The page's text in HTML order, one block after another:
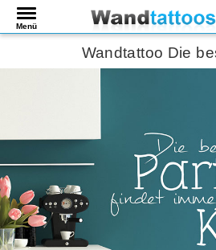
Menü
Wandtattoo Die